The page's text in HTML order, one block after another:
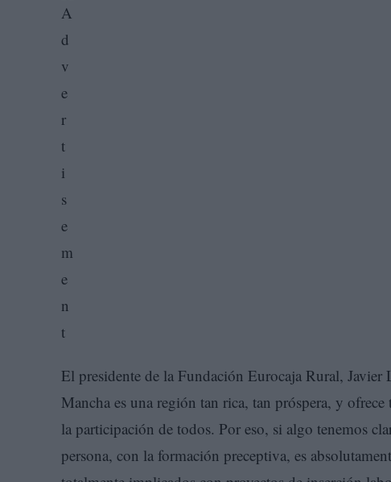
El presidente de la Fundación Eurocaja Rural,
Mancha es una región tan rica, tan próspera, y
la participación de todos. Por eso, si algo tenemos
persona, con la formación preceptiva, es